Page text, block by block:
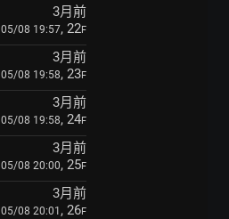
3月前
05/08 19:57, 22F
3月前
05/08 19:58, 23F
3月前
05/08 19:58, 24F
3月前
05/08 20:00, 25F
3月前
05/08 20:01 , 26F